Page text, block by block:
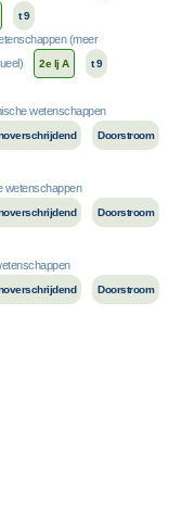
t 9
(meer
2e lj A t 9
wetenschappen
Doorstroom
wetenschappen
Doorstroom
Doorstroom